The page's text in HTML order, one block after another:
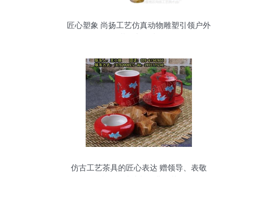
匠心塑象 尚扬工艺仿真动物雕塑引领户外
仿古工艺茶具的匠心表达 赠领导、表敬